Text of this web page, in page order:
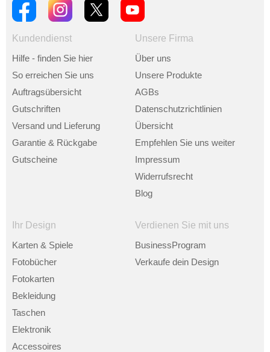
Kundendienst
Hilfe - finden Sie hier
So erreichen Sie uns
Auftragsübersicht
Gutschriften
Versand und Lieferung
Garantie & Rückgabe
Gutscheine
Unsere Firma
Über uns
Unsere Produkte
AGBs
Datenschutzrichtlinien
Übersicht
Empfehlen Sie uns weiter
Impressum
Widerrufsrecht
Blog
Ihr Design
Karten & Spiele
Fotobücher
Fotokarten
Bekleidung
Taschen
Elektronik
Accessoires
Verdienen Sie mit uns
BusinessProgram
Verkaufe dein Design